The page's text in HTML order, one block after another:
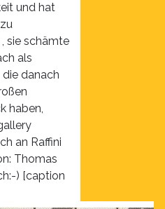
und hat
sie schämte
als
danach
haben,
an Raffini
Thomas
) [caption